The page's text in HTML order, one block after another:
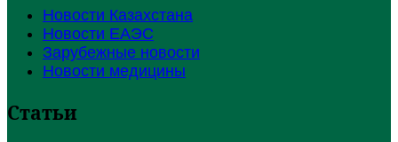
Новости Казахстана
Новости ЕАЭС
Зарубежные новости
Новости медицины
Статьи